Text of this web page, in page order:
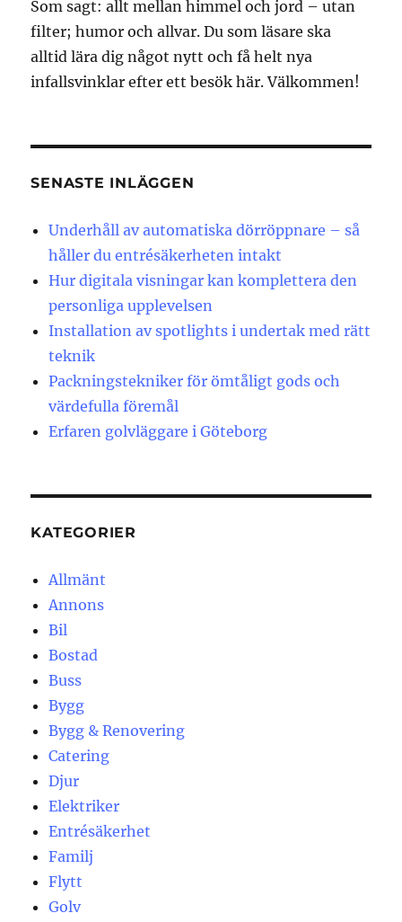
Som sagt: allt mellan himmel och jord – utan
filter; humor och allvar. Du som läsare ska
alltid lära dig något nytt och få helt nya
infallsvinklar efter ett besök här. Välkommen!
SENASTE INLÄGGEN
Underhåll av automatiska dörröppnare – så
håller du entrésäkerheten intakt
Hur digitala visningar kan komplettera den
personliga upplevelsen
Installation av spotlights i undertak med rätt
teknik
Packningstekniker för ömtåligt gods och
värdefulla föremål
Erfaren golvläggare i Göteborg
KATEGORIER
Allmänt
Annons
Bil
Bostad
Buss
Bygg
Bygg & Renovering
Catering
Djur
Elektriker
Entrésäkerhet
Familj
Flytt
Golv